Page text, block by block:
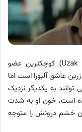
کایا آلبورا در سریال شهر دور (Uzak Sehir ۲۰۲۴) کوچکترین عضو
عاشق آلبورا است اما
به یکدیگر نزدیک
است، خون او به شدت
خشم درونش را متوجه